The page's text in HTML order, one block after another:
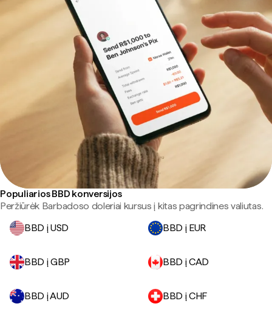
Populiarios BBD konversijos
Peržiūrėk Barbadoso doleriai kursus į kitas pagrindines valiutas.
BBD į USD
BBD į EUR
BBD į GBP BBD į CAD
BBD į AUD BBD į CHF